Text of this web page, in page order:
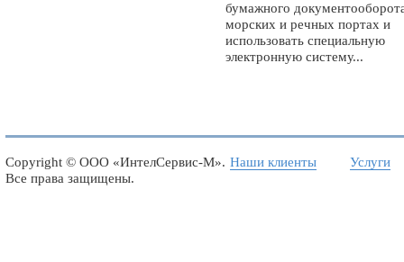
бумажного
морских и речных портах и
использовать специальную
электронную систему...
Copyright © ООО «ИнтелСервис-М».
Все права защищены.
Наши клиенты Услуги